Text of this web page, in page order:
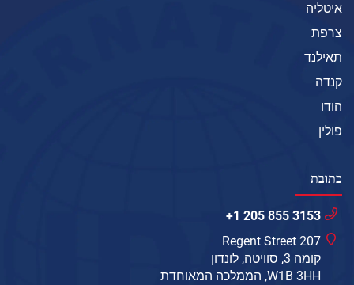
איטליה
צרפת
תאילנד
קנדה
הודו
פולין
כתובת
+1 205 855 3153
207 Regent Street
קומה 3, סוויטה, לונדון
W1B 3HH, הממלכה המאוחדת